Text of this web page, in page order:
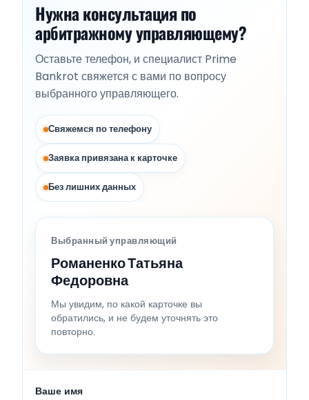
Нужна консультация по
арбитражному управляющему?
Оставьте телефон, и специалист Prime
Bankrot свяжется с вами по вопросу
выбранного управляющего.
Свяжемся по телефону
Заявка привязана к карточке
Без лишних данных
Выбранный управляющий
Романенко Татьяна
Федоровна
Мы увидим, по какой карточке вы
обратились, и не будем уточнять это
повторно.
Ваше имя